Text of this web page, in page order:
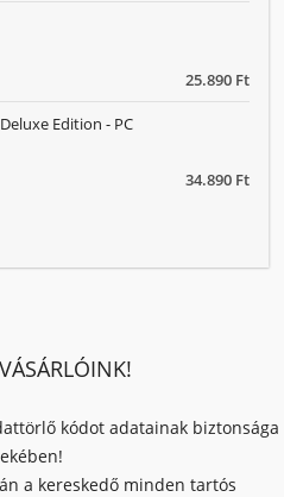
25.890 Ft
34.890 Ft
Edition - PC
kódot adatainak biztonsága
a kereskedő minden tartós